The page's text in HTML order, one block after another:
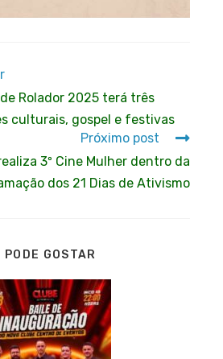
Rolador 2025 terá três
culturais, gospel e festivas
Próximo post
3º Cine Mulher dentro da
dos 21 Dias de Ativismo
GOSTAR